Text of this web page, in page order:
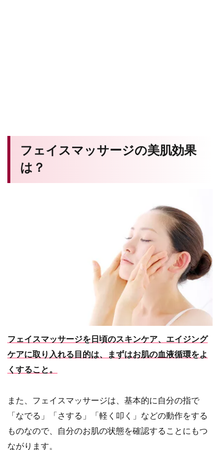
フェイスマッサージの美肌効果
は？
フェイスマッサージを日頃のスキンケア、エイジング
ケアに取り入れる目的は、まずはお肌の血液循環をよ
くすること。
また、フェイスマッサージは、基本的に自分の指で
「なでる」「さする」「軽く叩く」などの動作をする
ものなので、自分のお肌の状態を確認することにもつ
ながります。